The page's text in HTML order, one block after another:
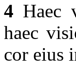
4 Haec
haec
cor eius